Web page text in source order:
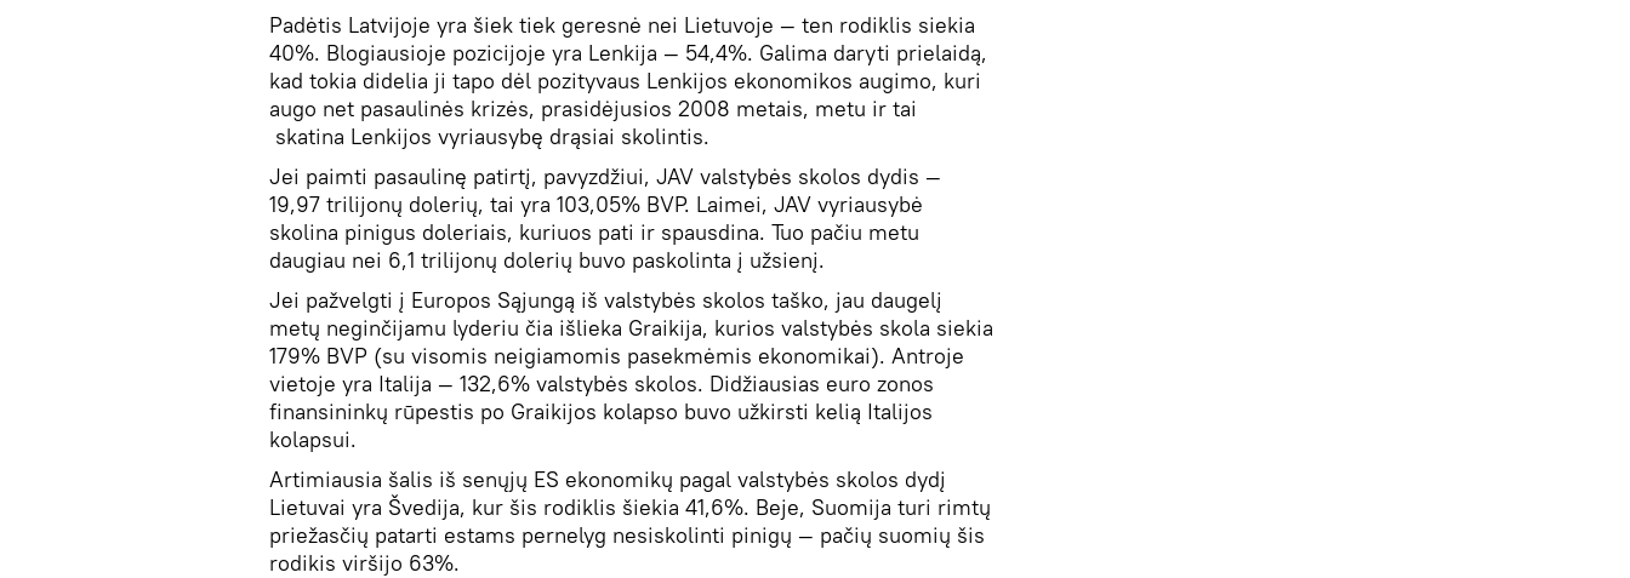
Padėtis Latvijoje yra šiek tiek geresnė nei Lietuvoje — ten rodiklis siekia
40%. Blogiausioje pozicijoje yra Lenkija — 54,4%. Galima daryti prielaidą,
kad tokia didelia ji tapo dėl pozityvaus Lenkijos ekonomikos augimo, kuri
augo net pasaulinės krizės, prasidėjusios 2008 metais, metu ir tai
skatina Lenkijos vyriausybę drąsiai skolintis.
Jei paimti pasaulinę patirtį, pavyzdžiui, JAV valstybės skolos dydis —
19,97 trilijonų dolerių, tai yra 103,05% BVP. Laimei, JAV vyriausybė
skolina pinigus doleriais, kuriuos pati ir spausdina. Tuo pačiu metu
daugiau nei 6,1 trilijonų dolerių buvo paskolinta į užsienį.
Jei pažvelgti į Europos Sąjungą iš valstybės skolos taško, jau daugelį
metų neginčijamu lyderiu čia išlieka Graikija, kurios valstybės skola siekia
179% BVP (su visomis neigiamomis pasekmėmis ekonomikai). Antroje
vietoje yra Italija — 132,6% valstybės skolos. Didžiausias euro zonos
finansininkų rūpestis po Graikijos kolapso buvo užkirsti kelią Italijos
kolapsui.
Artimiausia šalis iš senųjų ES ekonomikų pagal valstybės skolos dydį
Lietuvai yra Švedija, kur šis rodiklis šiekia 41,6%. Beje, Suomija turi rimtų
priežasčių patarti estams pernelyg nesiskolinti pinigų — pačių suomių šis
rodikis viršijo 63%.